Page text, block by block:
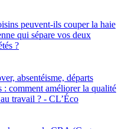
peuvent-ils couper la haie
qui sépare vos deux
?
absentéisme, départs
: comment améliorer la qualité
travail ? - CL’Éco